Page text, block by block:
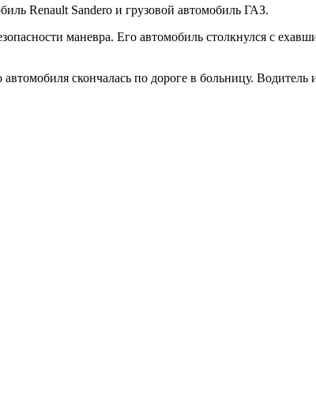
Renault Sandero и грузовой автомобиль ГАЗ.
маневра. Его автомобиль столкнулся с
скончалась по дороге в больницу.